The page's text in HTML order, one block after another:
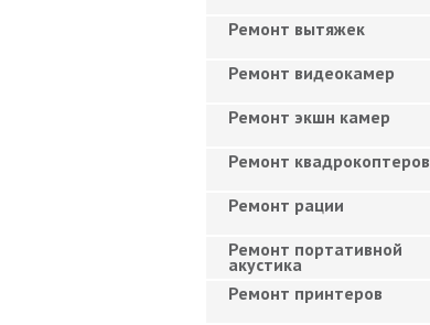
Ремонт вытяжек
Ремонт видеокамер
Ремонт экшн камер
Ремонт квадрокоптеров
Ремонт рации
Ремонт портативной
акустика
Ремонт принтеров